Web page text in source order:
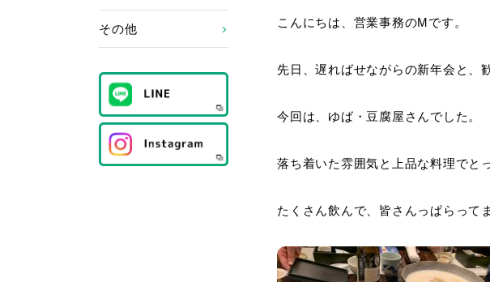
こんにちは、営業事務のMです。
先日、遅ればせながらの新年会と、
今回は、ゆば・豆腐屋さんでした。
落ち着いた雰囲気と上品な料理でと
たくさん飲んで、皆さんっぱらって
その他